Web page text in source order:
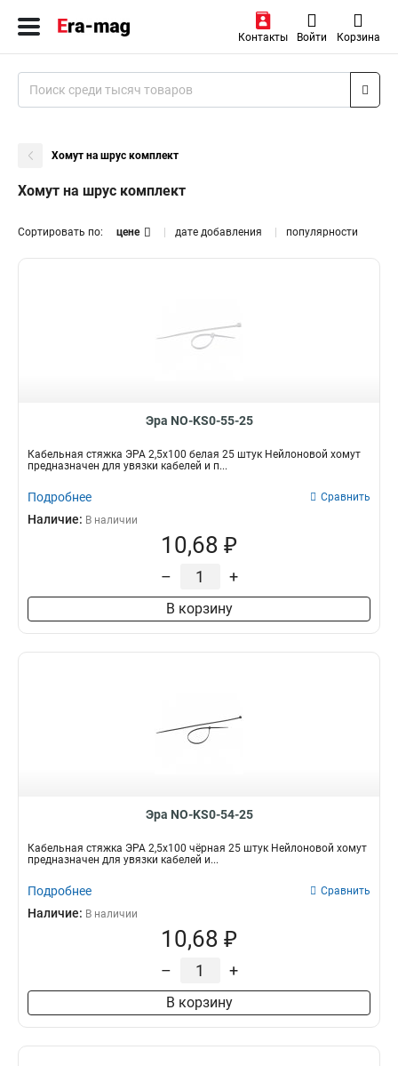
Контакты Войти Корзина
Хомут на шрус комплект
Хомут на шрус комплект
Сортировать по: цене дате добавления популярности
Эра NO-KS0-55-25
Кабельная стяжка ЭРА 2,5х100 белая 25 штук Нейлоновой хомут
предназначен для увязки кабелей и п...
Подробнее Сравнить
Наличие: В наличии
10,68 ₽
– +
В корзину
Эра NO-KS0-54-25
Кабельная стяжка ЭРА 2,5х100 чёрная 25 штук Нейлоновой хомут
предназначен для увязки кабелей и...
Подробнее Сравнить
Наличие: В наличии
10,68 ₽
– +
В корзину